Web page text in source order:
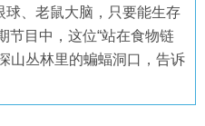
球、老鼠大脑，只要能生存
节目中，这位“站在食物链
山丛林里的蝙蝠洞口，告诉